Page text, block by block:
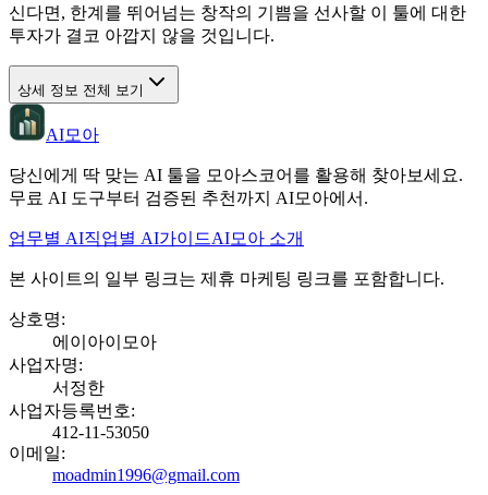
신다면, 한계를 뛰어넘는 창작의 기쁨을 선사할 이 툴에 대한
투자가 결코 아깝지 않을 것입니다.
상세 정보 전체 보기
AI모아
당신에게 딱 맞는 AI 툴을 모아스코어를 활용해 찾아보세요.
무료 AI 도구부터 검증된 추천까지 AI모아에서.
업무별 AI직업별 AI가이드AI모아 소개
본 사이트의 일부 링크는 제휴 마케팅 링크를 포함합니다.
상호명:
에이아이모아
사업자명:
서정한
사업자등록번호:
412-11-53050
이메일:
moadmin1996@gmail.com